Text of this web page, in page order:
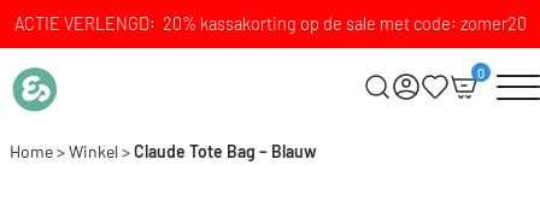
ACTIE VERLENGD: 20% kassakorting op de sale met code: zomer20
0
Home>Winkel>Claude Tote Bag – Blauw